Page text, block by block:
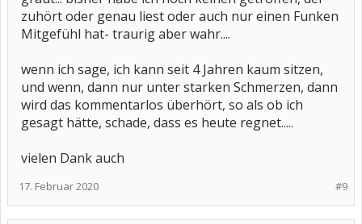
zuhört oder genau liest oder auch nur einen Funken
Mitgefühl hat- traurig aber wahr....
wenn ich sage, ich kann seit 4 Jahren kaum sitzen,
und wenn, dann nur unter starken Schmerzen, dann
wird das kommentarlos überhört, so als ob ich
gesagt hätte, schade, dass es heute regnet.....
vielen Dank auch
#9
17. Februar 2020